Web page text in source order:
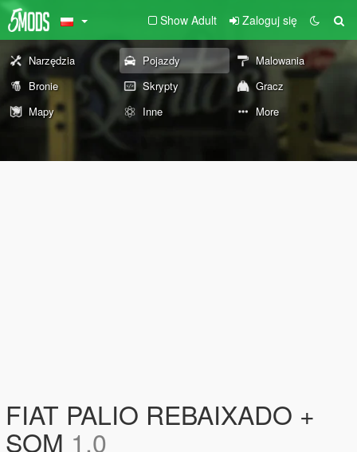
Show Adult Zaloguj się
Narzędzia Pojazdy
Malowania
Bronie
Skrypty
Gracz
Mapy
Inne More
FIAT PALIO REBAIXADO +
SOM 1.0